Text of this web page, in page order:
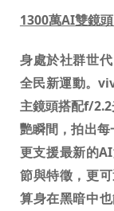
1300萬AI雙鏡
身處於社群世
全民新運動。
主鏡頭搭配f/2.2
艷瞬間，拍出
更支援最新的AI
節與特徵，更
算身在黑暗中